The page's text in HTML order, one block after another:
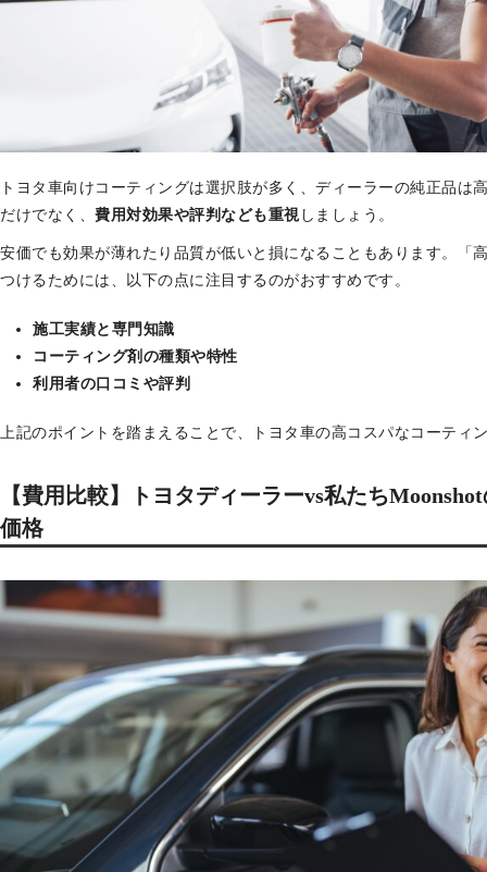
トヨタ車向けコーティングは選択肢が多く、ディーラーの純正品は
だけでなく、 費用対効果や評判なども重視 しましょう。
安価でも効果が薄れたり品質が低いと損になることもあります。「
つけるためには、以下の点に注目するのがおすすめです。
施工実績と専門知識
コーティング剤の種類や特性
利用者の口コミや評判
上記のポイントを踏まえることで、トヨタ車の高コスパなコーティ
【費用比較】トヨタディーラーvs私たち
価格